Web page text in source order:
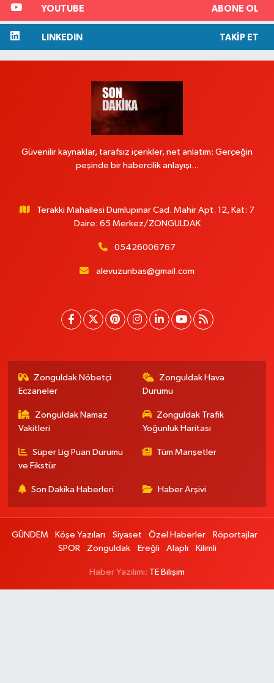
YOUTUBE ABONE OL
LINKEDIN TAKIP ET
Güvenilir kaynaklar, tarafsız içerikler, net anlatım: Gerçeğin
peşinde bir habercilik anlayışı...
Terakki Mahallesi Dumlupınar Cad. Mahir Apt. 12, Kat: 7
Daire: 65 Merkez/ZONGULDAK
05426006767
alevuzunbas@gmail.com
Zonguldak Nöbetçi
Eczaneler
Zonguldak Hava
Durumu
Zonguldak Namaz
Vakitleri
Zonguldak Trafik
Yoğunluk Haritası
Süper Lig Puan Durumu
ve Fikstür
Tüm Manşetler
Son Dakika Haberleri Haber Arşivi
GÜNDEM Köşe Yazıları Siyaset Özel Haberler
Röportajlar
SPOR
Zonguldak Ereğli Alaplı Kilimli
Haber Yazılımı: TE Bilişim